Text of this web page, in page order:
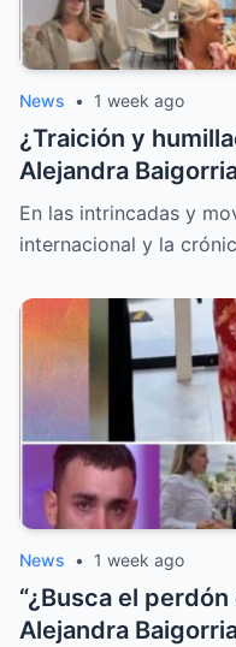
News • 1 week ago
¿Traición y
Alejandra
le da la espalda a
En las intrincadas y
internacional y la
News • 1 week ago
“¿Busca el
Alejandra